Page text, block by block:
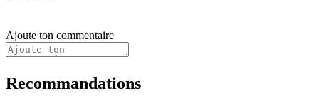
Ajoute ton commentaire
Recommandations